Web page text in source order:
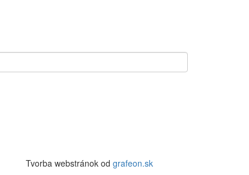
Tvorba webstránok od grafeon.sk